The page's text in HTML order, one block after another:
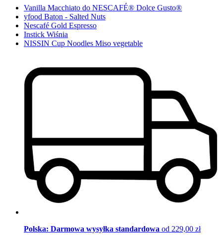
Vanilla Macchiato do NESCAFÉ® Dolce Gusto®
yfood Baton - Salted Nuts
Nescafé Gold Espresso
Instick Wiśnia
NISSIN Cup Noodles Miso vegetable
Polska: Darmowa wysyłka standardowa od 229,00 zł